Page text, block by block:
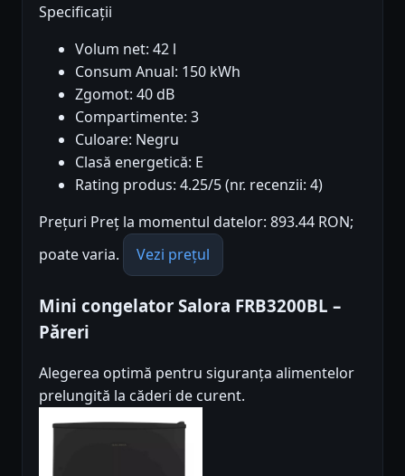
Specificații
Volum net: 42 l
Consum Anual: 150 kWh
Zgomot: 40 dB
Compartimente: 3
Culoare: Negru
Clasă energetică: E
Rating produs: 4.25/5 (nr. recenzii: 4)
Prețuri Preț la momentul datelor: 893.44 RON;
poate varia.
Vezi prețul
Mini congelator Salora FRB3200BL –
Păreri
Alegerea optimă pentru siguranța alimentelor
prelungită la căderi de curent.